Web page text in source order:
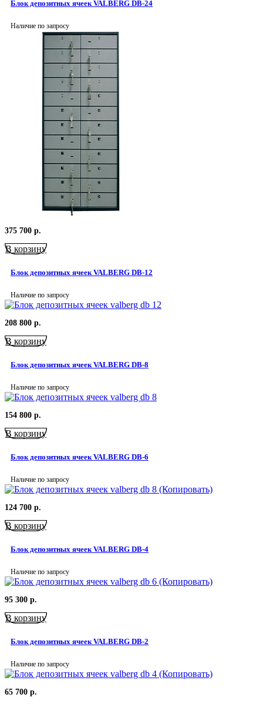
Блок депозитных ячеек VALBERG DB-24
Наличие по запросу
375 700 р.
В корзину
Блок депозитных ячеек VALBERG DB-12
Наличие по запросу
208 800 р.
В корзину
Блок депозитных ячеек VALBERG DB-8
Наличие по запросу
154 800 р.
В корзину
Блок депозитных ячеек VALBERG DB-6
Наличие по запросу
124 700 р.
В корзину
Блок депозитных ячеек VALBERG DB-4
Наличие по запросу
95 300 р.
В корзину
Блок депозитных ячеек VALBERG DB-2
Наличие по запросу
65 700 р.